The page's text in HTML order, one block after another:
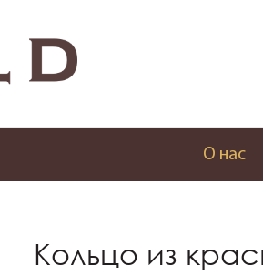
О нас
Кольцо из